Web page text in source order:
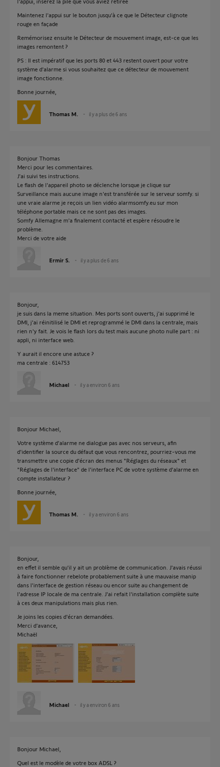
Maintenez l'appui sur le bouton jusqu'à ce que le Détecteur clignote
rouge en façade
Remémorisez ensuite le Détecteur de mouvement image, est-ce que les
images remontent ?
PS : Il est impératif que les ports 80 et 443 restent ouvert pour votre
système d'alarme si vous souhaitez que ce détecteur de mouvement
image fonctionne.
Bonne journée,
Thomas M. il y a plus de 6 ans
Bonjour Thomas
Merci pour les commentaires.
J'ai suivi tes instructions.
Le flash de l'appareil photo se déclenche lorsque je clique sur
Surveillance mais aucune image n'est transférée sur le serveur somfy. si
une vraie alarme je reçois un lien vidéo alarmsomfy.eu sur mon
téléphone portable mais ce ne sont pas des images.
Somfy Allemagne m'a finalement contacté et espère résoudre le
problème.
Merci de votre aide
Ermir S. il y a plus de 6 ans
Bonjour,
je suis dans la meme situation. Mes ports sont ouverts, j'ai supprimé le
DMI, j'ai réinitilisé le DMI et reprogrammé le DMI dans la centrale, mais
rien n'y fait. Je vois le flash lors du test mais aucune photo nulle part : ni
appli, ni interface web.
Y aurait il encore une astuce ?
ma centrale : 614753
Michael il y a environ 6 ans
Bonjour Michael,
Votre système d'alarme ne dialogue pas avec nos serveurs, afin
d'identifier la source du défaut que vous rencontrez, pourriez-vous me
transmettre une copie d'écran des menus "Réglages du réseaux" et
"Réglages de l'interface" de l'interface PC de votre système d'alarme en
compte installateur ?
Bonne journée,
Thomas M. il y a environ 6 ans
Bonjour,
en effet il semble qu'il y ait un problème de communication. J'avais réussi
à faire fonctionner rebelote probablement suite à une mauvaise manip
dans l'interface de gestion réseau ou encor suite au changement de
l'adresse IP locale de ma centrale. J'ai refait l'installation complète suite
à ces deux manipulations mais plus rien.
Je joins les copies d'écran demandées.
Merci d'avance,
Michaël
Michael il y a environ 6 ans
Bonjour Michael,
Quel est le modèle de votre box ADSL ?